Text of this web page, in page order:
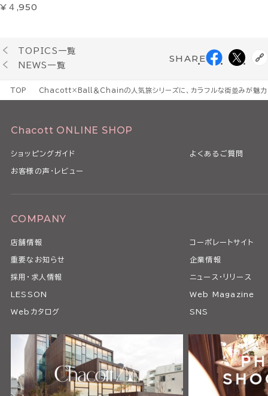
¥４,950
TOPICS一覧
NEWS一覧
SHARE
TOP Chacott×Ball＆Chainの人気旅シリーズに、カラフルな街並みが魅力
Chacott ONLINE SHOP
ショッピングガイド よくあるご質問
お客様の声・レビュー
COMPANY
店舗情報 コーポレートサイト
重要なお知らせ 企業情報
採用・求人情報 ニュース・リリース
LESSON Web Magazine
Webカタログ SNS